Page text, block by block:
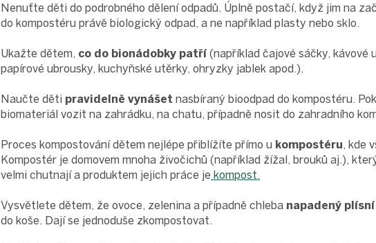
Nenuťte děti do podrobného dělení odpadů. Úplně postačí, když jim na
do kompostéru právě biologický odpad, a ne například plasty nebo sklo.
Ukažte dětem, co do bionádobky patří (například čajové sáčky, kávové
papírové ubrousky, kuchyňské utěrky, ohryzky jablek apod.).
Naučte děti pravidelně vynášet nasbíraný bioodpad do kompostéru.
biomateriál vozit na zahrádku, na chatu, případně nosit do zahradního
Proces kompostování dětem nejlépe přiblížíte přímo u kompostéru, kde
Kompostér je domovem mnoha živočichů (například žížal, brouků aj.),
velmi chutnají a produktem jejich práce je kompost.
Vysvětlete dětem, že ovoce, zelenina a případně chleba napadený plísní
do koše. Dají se jednoduše zkompostovat.